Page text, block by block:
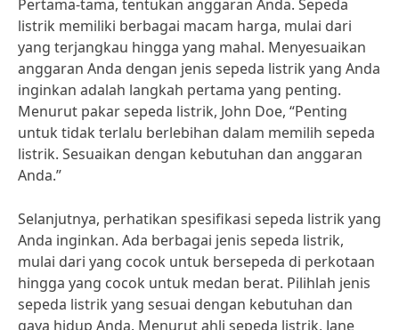
Pertama-tama, tentukan anggaran Anda. Sepeda
listrik memiliki berbagai macam harga, mulai dari
yang terjangkau hingga yang mahal. Menyesuaikan
anggaran Anda dengan jenis sepeda listrik yang Anda
inginkan adalah langkah pertama yang penting.
Menurut pakar sepeda listrik, John Doe, “Penting
untuk tidak terlalu berlebihan dalam memilih sepeda
listrik. Sesuaikan dengan kebutuhan dan anggaran
Anda.”
Selanjutnya, perhatikan spesifikasi sepeda listrik yang
Anda inginkan. Ada berbagai jenis sepeda listrik,
mulai dari yang cocok untuk bersepeda di perkotaan
hingga yang cocok untuk medan berat. Pilihlah jenis
sepeda listrik yang sesuai dengan kebutuhan dan
gaya hidup Anda. Menurut ahli sepeda listrik, Jane